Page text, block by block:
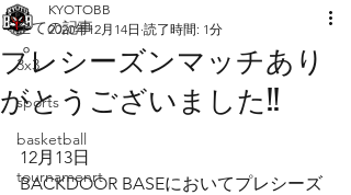
全ての記事
3x3
sports
basketball
tournamenrt
プレシーズンマッチあり
がとうございました!!
KYOTOBB
2020年12月14日 読了時間: 1分
12月13日
BACKDOOR BASEにおいてプレシーズ